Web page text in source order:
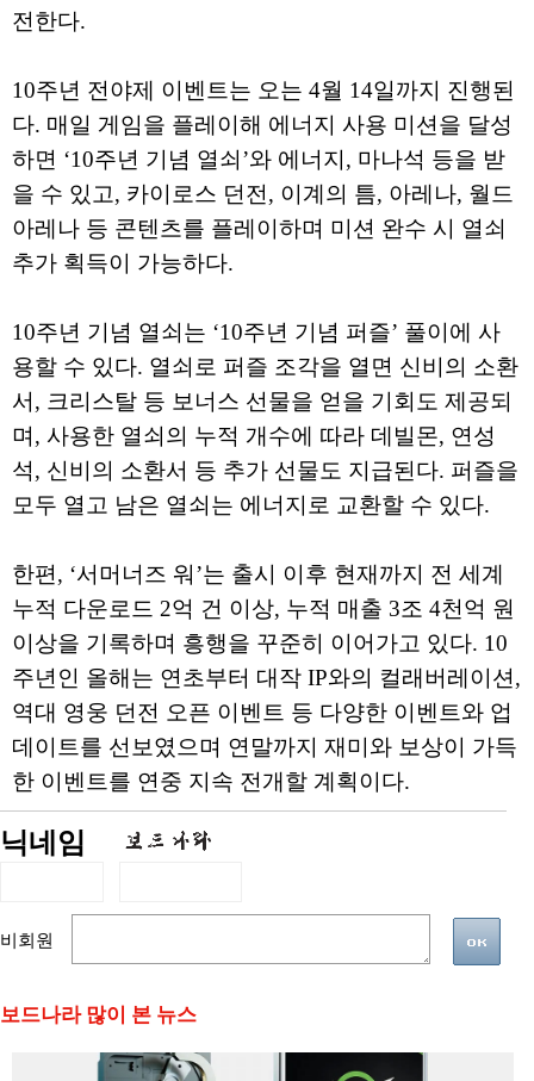
전한다.
10주년 전야제 이벤트는 오는 4월 14일까지 진행된
다. 매일 게임을 플레이해 에너지 사용 미션을 달성
하면 ‘10주년 기념 열쇠’와 에너지, 마나석 등을 받
을 수 있고, 카이로스 던전, 이계의 틈, 아레나, 월드
아레나 등 콘텐츠를 플레이하며 미션 완수 시 열쇠
추가 획득이 가능하다.
10주년 기념 열쇠는 ‘10주년 기념 퍼즐’ 풀이에 사
용할 수 있다. 열쇠로 퍼즐 조각을 열면 신비의 소환
서, 크리스탈 등 보너스 선물을 얻을 기회도 제공되
며, 사용한 열쇠의 누적 개수에 따라 데빌몬, 연성
석, 신비의 소환서 등 추가 선물도 지급된다. 퍼즐을
모두 열고 남은 열쇠는 에너지로 교환할 수 있다.
한편, ‘서머너즈 워’는 출시 이후 현재까지 전 세계
누적 다운로드 2억 건 이상, 누적 매출 3조 4천억 원
이상을 기록하며 흥행을 꾸준히 이어가고 있다. 10
주년인 올해는 연초부터 대작 IP와의 컬래버레이션,
역대 영웅 던전 오픈 이벤트 등 다양한 이벤트와 업
데이트를 선보였으며 연말까지 재미와 보상이 가득
한 이벤트를 연중 지속 전개할 계획이다.
닉네임
비회원
보드나라 많이 본 뉴스